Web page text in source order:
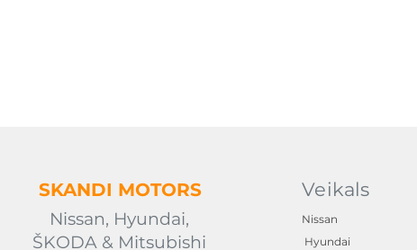
SKANDI MOTORS
Nissan, Hyundai,
ŠKODA & Mitsubishi
Veikals
Nissan
Hyundai